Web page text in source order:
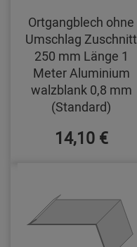
Ortgangblech ohne
Umschlag Zuschnitt
250 mm Länge 1
Meter Aluminium
walzblank 0,8 mm
(Standard)
14,10 €